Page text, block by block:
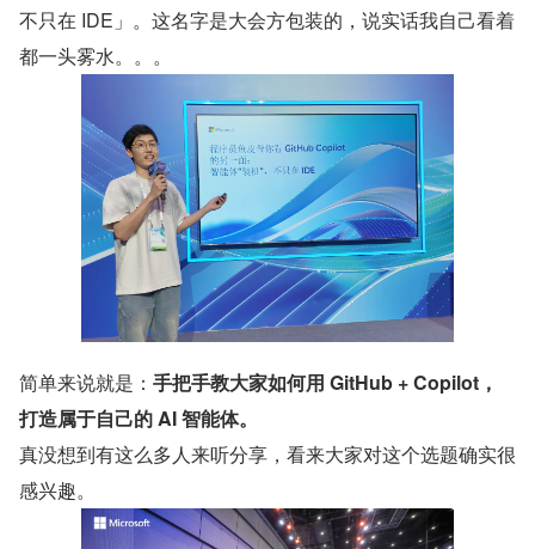
不只在 IDE」。这名字是大会方包装的，说实话我自己看着
都一头雾水。。。
简单来说就是： 手把手教大家如何用 GitHub + Copilot，
打造属于自己的 AI 智能体。
真没想到有这么多人来听分享，看来大家对这个选题确实很
感兴趣。